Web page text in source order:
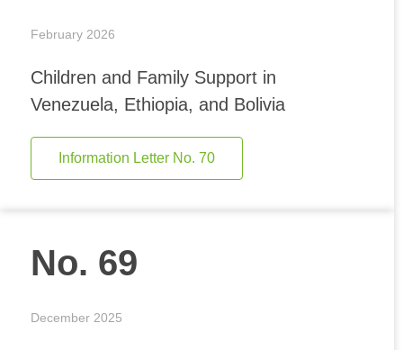
February 2026
Children and Family Support in
Venezuela, Ethiopia, and Bolivia
Information Letter No. 70
No. 69
December 2025